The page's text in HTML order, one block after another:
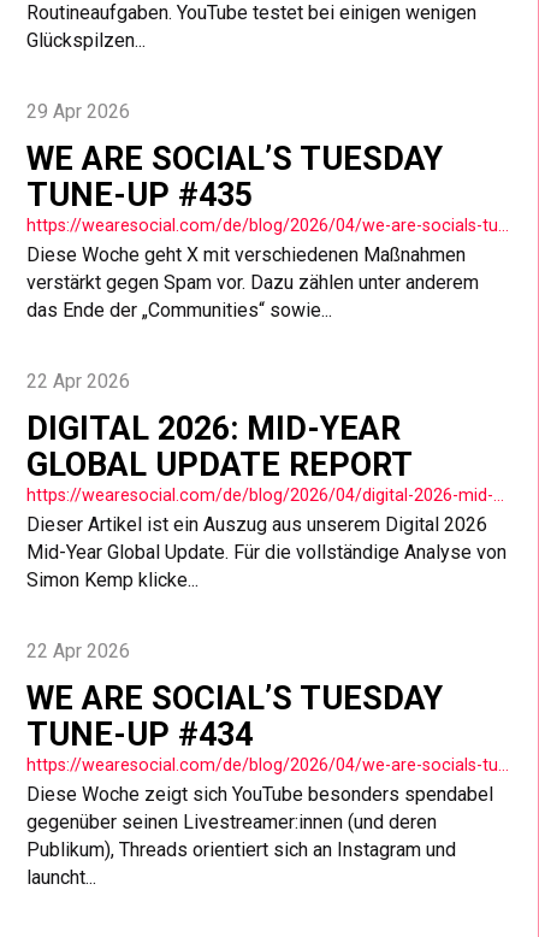
Routineaufgaben. YouTube testet bei einigen wenigen
Glückspilzen...
29 Apr 2026
WE ARE SOCIAL’S TUESDAY
TUNE-UP #435
https://wearesocial.com/de/blog/2026/04/we-are-socials-tuesday-tune-up-435/
Diese Woche geht X mit verschiedenen Maßnahmen
verstärkt gegen Spam vor. Dazu zählen unter anderem
das Ende der „Communities“ sowie...
22 Apr 2026
DIGITAL 2026: MID-YEAR
GLOBAL UPDATE REPORT
https://wearesocial.com/de/blog/2026/04/digital-2026-mid-year-global-update-report/
Dieser Artikel ist ein Auszug aus unserem Digital 2026
Mid-Year Global Update. Für die vollständige Analyse von
Simon Kemp klicke...
22 Apr 2026
WE ARE SOCIAL’S TUESDAY
TUNE-UP #434
https://wearesocial.com/de/blog/2026/04/we-are-socials-tuesday-tune-up-434/
Diese Woche zeigt sich YouTube besonders spendabel
gegenüber seinen Livestreamer:innen (und deren
Publikum), Threads orientiert sich an Instagram und
launcht...